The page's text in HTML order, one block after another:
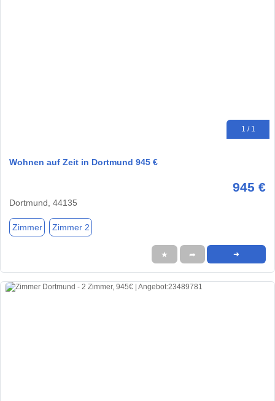
1 / 1
Wohnen auf Zeit in Dortmund 945 €
945 €
Dortmund, 44135
Zimmer Zimmer 2
★ ➦ ➜